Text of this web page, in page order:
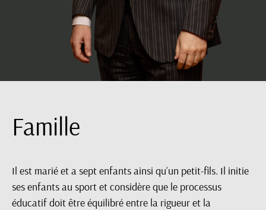
Famille
Il est marié et a sept enfants ainsi qu’un petit-fils. Il initie
ses enfants au sport et considère que le processus
éducatif doit être équilibré entre la rigueur et la